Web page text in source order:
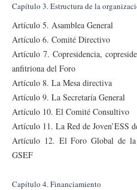
Capítulo 3. Estructura de la
Artículo 5. Asamblea General
Artículo 6. Comité Directivo
Artículo 7. Copresidencia,
anfitriona del Foro
Artículo 8. La Mesa directiva
Artículo 9. La Secretaría General
Artículo 10. El Comité Consultivo
Artículo 11. La Red de Joven’ESS
Artículo 12. El Foro Global de
GSEF
Capítulo 4. Financiamiento